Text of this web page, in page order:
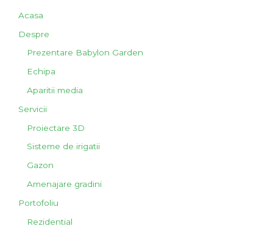
Acasa
Despre
Prezentare Babylon Garden
Echipa
Aparitii media
Servicii
Proiectare 3D
Sisteme de irigatii
Gazon
Amenajare gradini
Portofoliu
Rezidential